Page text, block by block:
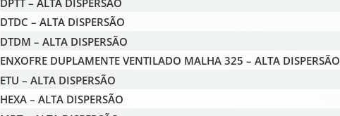
DTDC – ALTA DISPERSÃO
DTDM – ALTA DISPERSÃO
ENXOFRE DUPLAMENTE VENTILADO MALHA 325 – ALTA DISPERSÃO
ETU – ALTA DISPERSÃO
HEXA – ALTA DISPERSÃO